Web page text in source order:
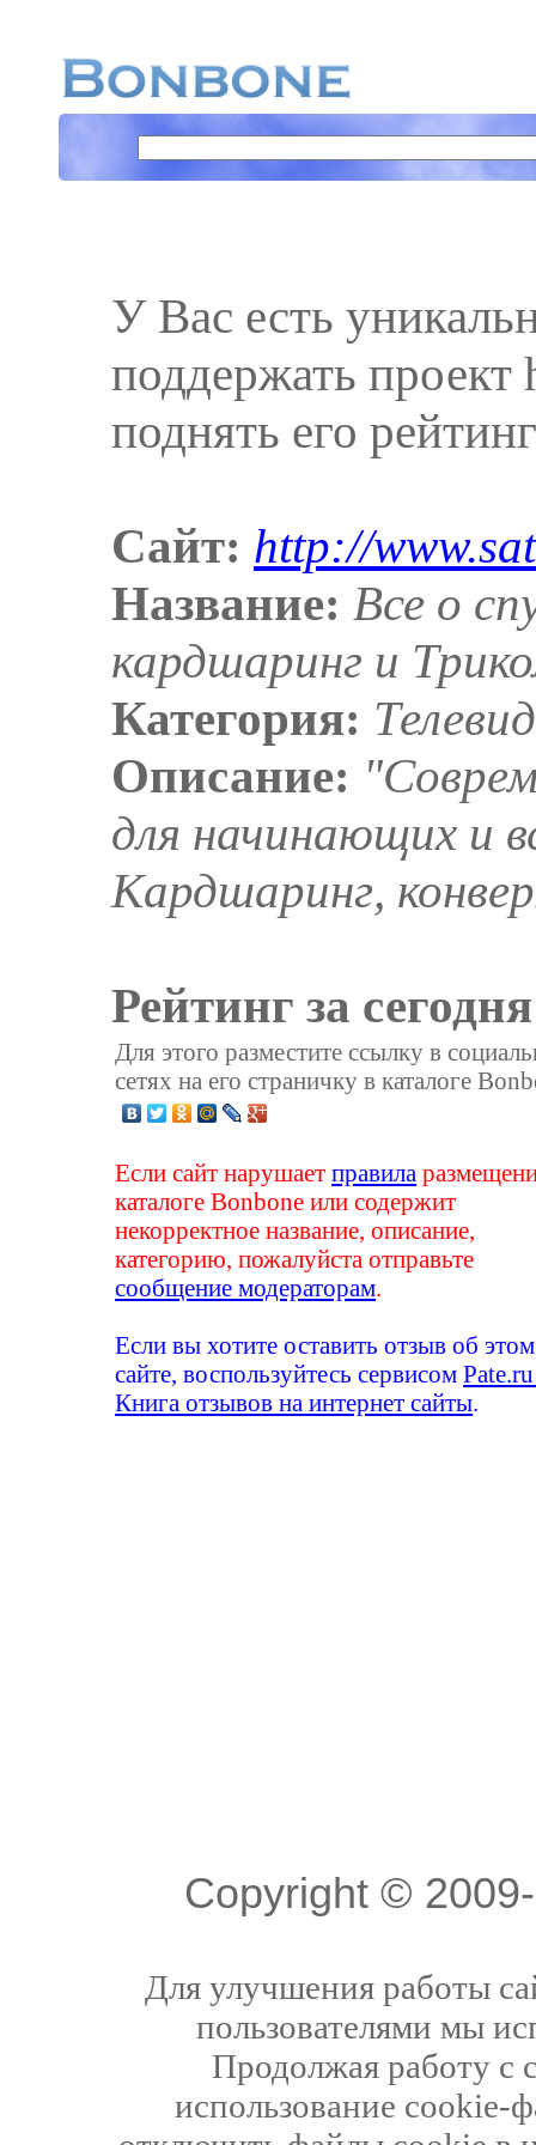
У Вас есть
поддержать
поднять его
Сайт: http://
Название: Все о
кардшаринг и
Категория:
Описание:
для начинающих и
Кардшаринг,
Рейтинг за
Для этого разместите ссылку в
сетях на его страничку в каталоге
Если сайт нарушаетправила
каталоге Bonbone или содержит
некорректное название, описание,
категорию, пожалуйста отправьте
сообщение модераторам
Если вы хотите оставить отзыв об этом
сайте, воспользуйтесь сервисом
Книга отзывов на интернет сайты
Copyright ©
Для улучшения работы
пользователями мы
Продолжая работу с
использование cookie-